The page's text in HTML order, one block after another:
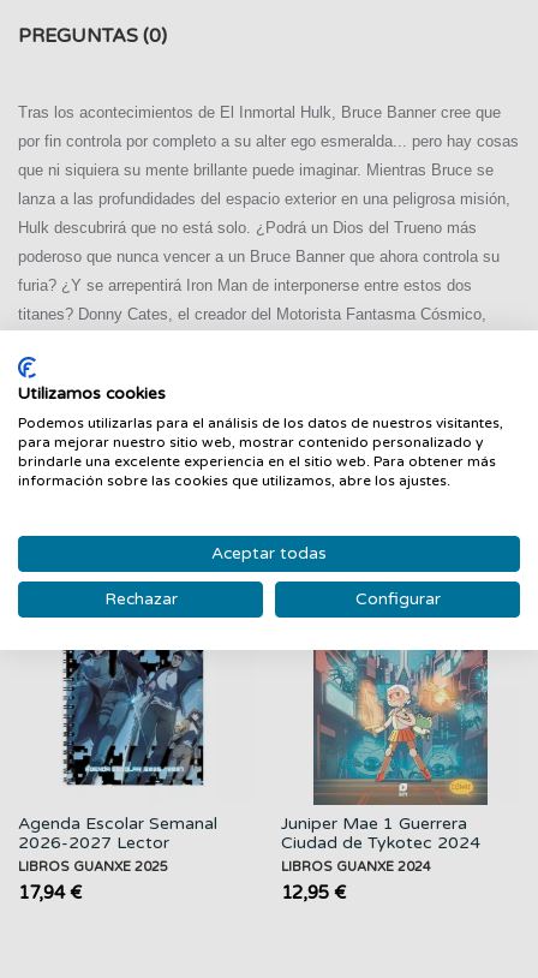
PREGUNTAS (0)
Tras los acontecimientos de El Inmortal Hulk, Bruce Banner cree que
por fin controla por completo a su alter ego esmeralda... pero hay cosas
que ni siquiera su mente brillante puede imaginar. Mientras Bruce se
lanza a las profundidades del espacio exterior en una peligrosa misión,
Hulk descubrirá que no está solo. ¿Podrá un Dios del Trueno más
poderoso que nunca vencer a un Bruce Banner que ahora controla su
furia? ¿Y se arrepentirá Iron Man de interponerse entre estos dos
titanes? Donny Cates, el creador del Motorista Fantasma Cósmico,
espectacular Ryan Ottley y Daniel Warren Johnson.
PRODUCTOS RELACIONADOS
‹ ›
Agenda Escolar Semanal
2026-2027 Lector
Omnisciente 2025
LIBROS GUANXE 2025
17,94 €
Juniper Mae 1 Guerrera
Ciudad de Tykotec 2024
LIBROS GUANXE 2024
12,95 €
Utilizamos cookies
Podemos utilizarlas para el análisis de los datos de nuestros visitantes,
para mejorar nuestro sitio web, mostrar contenido personalizado y
brindarle una excelente experiencia en el sitio web. Para obtener más
información sobre las cookies que utilizamos, abre los ajustes.
Aceptar todas
Rechazar Configurar